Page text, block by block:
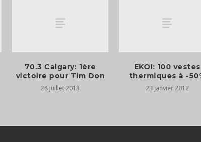
70.3 Calgary: 1ère
victoire pour Tim Don
28 juillet 2013
EKOI: 100 vestes
thermiques à -
23 janvier 2012